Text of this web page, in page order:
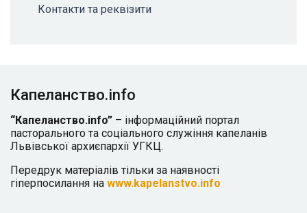
Контакти та реквізити
Капеланство.info
“Капеланство.info” – інформаційний портал
пасторального та соціального служіння капеланів
Львівської архиєпархії УГКЦ.
Передрук матеріалів тільки за наявності
гіперпосилання на www.kapelanstvo.info